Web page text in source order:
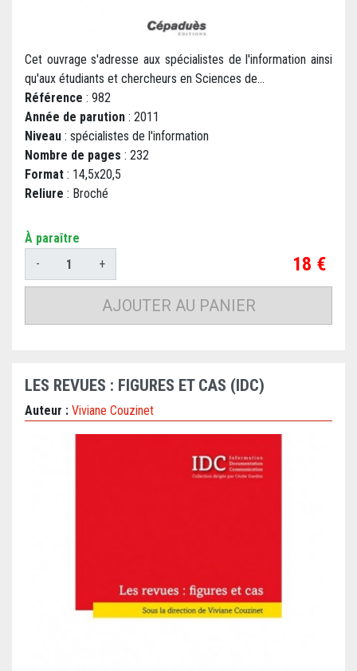
Cet ouvrage s'adresse aux spécialistes de l'information ainsi
qu'aux étudiants et chercheurs en Sciences de...
Référence : 982
Année de parution : 2011
Niveau : spécialistes de l'information
Nombre de pages : 232
Format : 14,5x20,5
Reliure : Broché
À paraître
-
+ Prix
18 €
AJOUTER AU PANIER
LES REVUES : FIGURES ET CAS (IDC)
Auteur : Viviane Couzinet